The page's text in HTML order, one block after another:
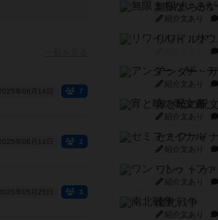
2025年06月14日 7
2025年06月14日 2
2025年05月25日 3
無限まちが
紹介文あり
紹介文あり
宵と暁の呪
紹介文あり
紹介文あり
ワン・トゥ
紹介文あり
南北戦争
紹介文あり